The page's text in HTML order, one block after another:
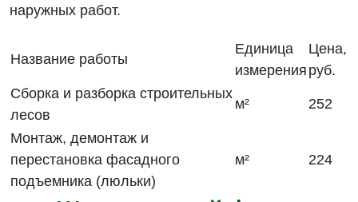
наружных работ.
Название работы
Единица
измерения
Цена,
руб.
Сборка и разборка строительных
лесов
м² 252
Монтаж, демонтаж и
перестановка фасадного
подъемника (люльки)
м² 224